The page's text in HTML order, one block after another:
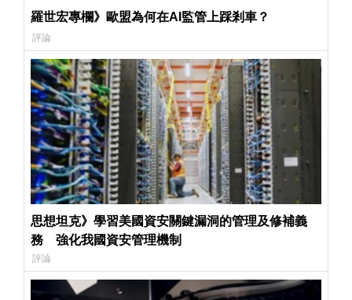
羅世宏專欄》歐盟為何在AI監管上踩剎車？
評論
思想坦克》學習美國資安關鍵漏洞的管理及修補義
務 強化我國資安管理機制
評論